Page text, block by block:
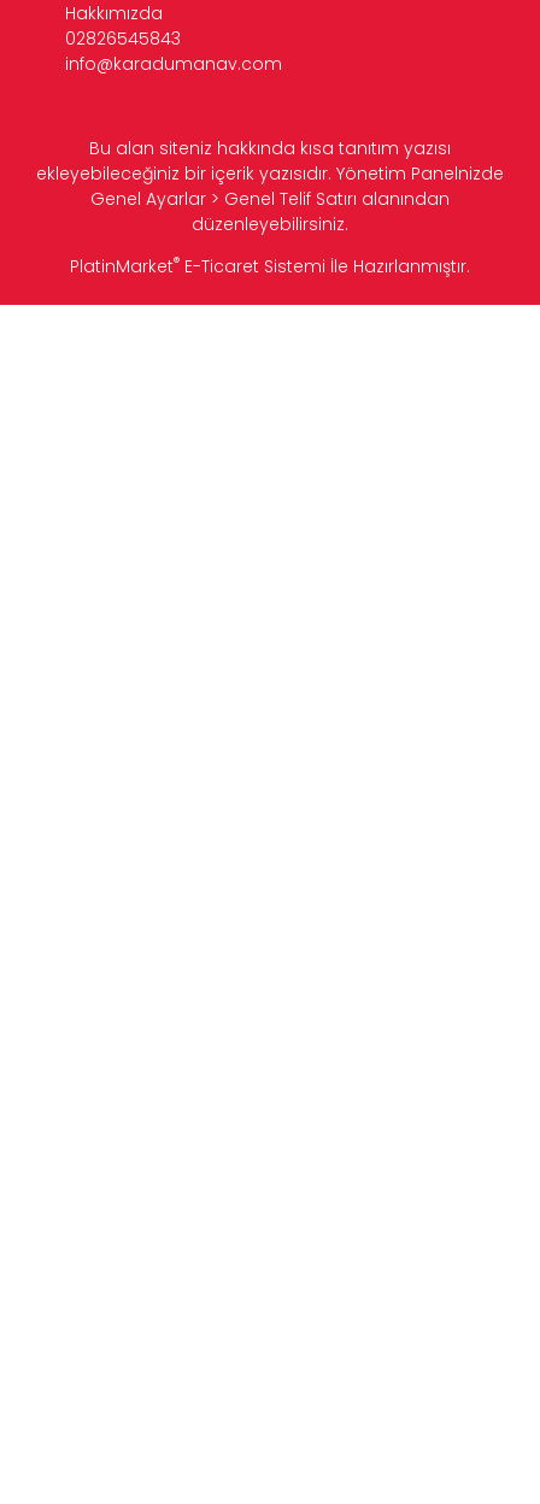
Hakkımızda
02826545843
info@karadumanav.com
Bu alan siteniz hakkında kısa tanıtım yazısı
ekleyebileceğiniz bir içerik yazısıdır. Yönetim Panelnizde
Genel Ayarlar > Genel Telif Satırı alanından
düzenleyebilirsiniz.
PlatinMarket® E-Ticaret Sistemi İle Hazırlanmıştır.